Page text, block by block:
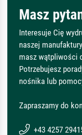
Masz
Interesuje Cię
naszej
masz wątpliwości
Potrzebujesz
nośnika lub
Zapraszamy do
+43 4257